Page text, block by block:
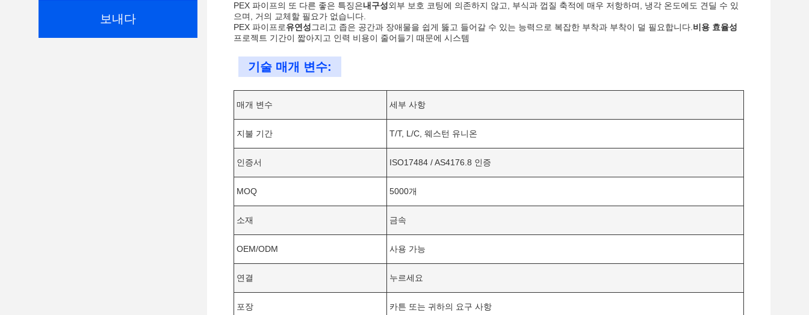
보내다
PEX 파이프의 또 다른 좋은 특징은내구성외부 보호 코팅에 의존하지 않고, 부식과 껍질 축적에 매우 저항하며, 냉각 온도에도 견딜 수 있
으며, 거의 교체할 필요가 없습니다.
PEX 파이프로유연성그리고 좁은 공간과 장애물을 쉽게 뚫고 들어갈 수 있는 능력으로 복잡한 부착과 부착이 덜 필요합니다. 비용 효율성
프로젝트 기간이 짧아지고 인력 비용이 줄어들기 때문에 시스템
기술 매개 변수:
매개 변수 세부 사항
지불 기간 T/T, L/C, 웨스턴 유니온
인증서 ISO17484 / AS4176.8 인증
MOQ 5000개
소재 금속
OEM/ODM 사용 가능
연결 누르세요
포장 카튼 또는 귀하의 요구 사항